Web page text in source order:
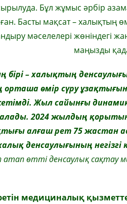
Бұл жұмыс әрбір
Басты мақсат – халықтың
мәселелері жөніндегі
маңызды
– халықтың
өмір сүру ұзақтығын
Жыл сайынғы
2024 жылдың
алғаш рет 75 жастан
денсаулығының негізгі
атап өтті денсаулық сақтау
медициналық қызметтер